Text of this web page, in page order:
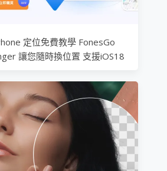
定位免費教學 FonesGo
讓您隨時換位置 支援iOS18